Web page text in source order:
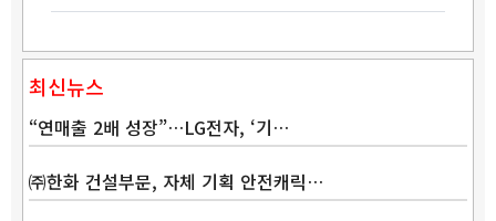
최신뉴스
“연매출 2배 성장”…LG전자, ‘기…
㈜한화 건설부문, 자체 기획 안전캐릭…